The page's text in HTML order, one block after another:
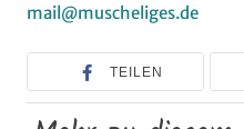
mail@muscheliges.de
TEILEN